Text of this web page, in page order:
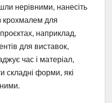
нерівними, нанесіть
для
наприклад,
для виставок,
час і матеріал,
складні форми, які